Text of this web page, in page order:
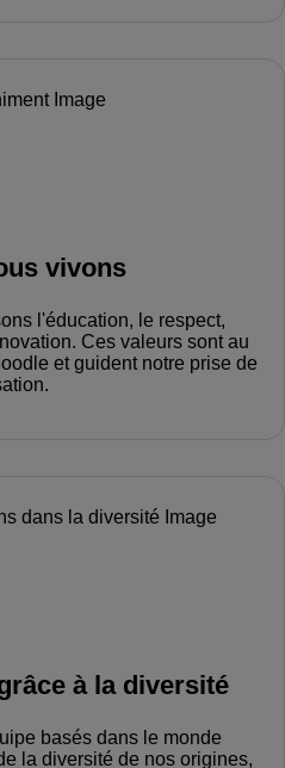
vivons
l'éducation, le respect,
Ces valeurs sont au
et guident notre prise de
à la diversité
basés dans le monde
la diversité de nos origines,